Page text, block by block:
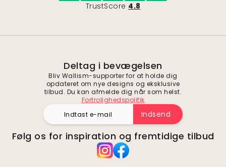
TrustScore 4.8
Deltag i bevægelsen
Bliv Wallism-supporter for at holde dig
opdateret om nye designs og eksklusive
tilbud. Du kan afmelde dig når som helst.
Fortrolighedspolitik
Indsend
Følg os for inspiration og fremtidige tilbud